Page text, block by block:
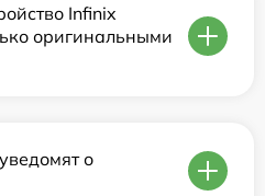
Infinix
оригинальными
о